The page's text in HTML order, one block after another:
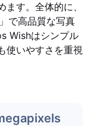
す。全体的に、
で高品質な写真
Wishはシンプル
使いやすさを重視